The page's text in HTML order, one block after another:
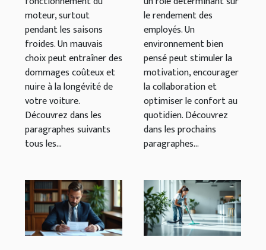
moteur, surtout
pendant les saisons
froides. Un mauvais
choix peut entraîner des
dommages coûteux et
nuire à la longévité de
votre voiture.
Découvrez dans les
paragraphes suivants
tous les...
le rendement des
employés. Un
environnement bien
pensé peut stimuler la
motivation, encourager
la collaboration et
optimiser le confort au
quotidien. Découvrez
dans les prochains
paragraphes...